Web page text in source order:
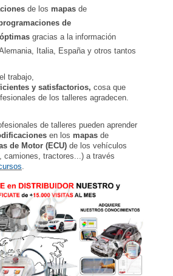
de los mapas de
de
óptimas gracias a la información
Italia, España y otros tantos
trabajo,
y satisfactorios, cosa que
de los talleres agradecen.
de talleres pueden aprender
en los mapas de
de Motor (ECU) de los vehículos
camiones, tractores...) a través